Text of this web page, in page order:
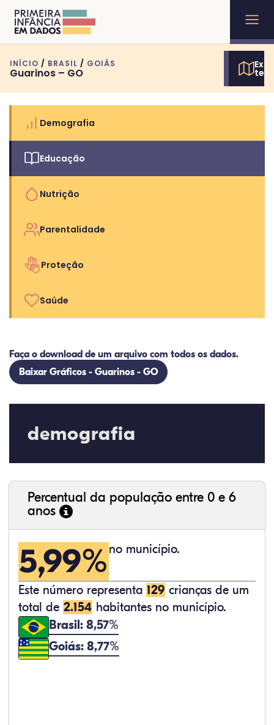
INÍCIO / BRASIL / GOIÁS
Guarinos – GO
Demografia
Educação
Nutrição
Parentalidade
Proteção
Saúde
Faça o download de um arquivo com todos os dados.
Baixar Gráficos - Guarinos - GO
demografia
Percentual da população entre 0 e 6
anos
5,99% no município.
Este número representa 129 crianças de um
total de 2.154 habitantes no município.
Brasil: 8,57%
Goiás: 8,77%